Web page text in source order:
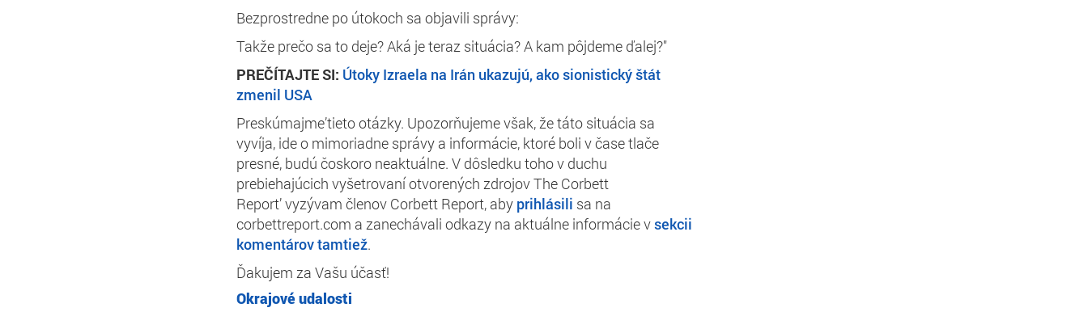
Bezprostredne po útokoch sa objavili správy:
Takže prečo sa to deje? Aká je teraz situácia? A kam pôjdeme ďalej?"
PREČÍTAJTE SI: Útoky Izraela na Irán ukazujú, ako sionistický štát
zmenil USA
Preskúmajme’tieto otázky. Upozorňujeme však, že táto situácia sa
vyvíja, ide o mimoriadne správy a informácie, ktoré boli v čase tlače
presné, budú čoskoro neaktuálne. V dôsledku toho v duchu
prebiehajúcich vyšetrovaní otvorených zdrojov The Corbett
Report’ vyzývam členov Corbett Report, aby prihlásili sa na
corbettreport.com a zanechávali odkazy na aktuálne informácie vsekcii
komentárov tamtiež.
Ďakujem za Vašu účasť!
Okrajové udalosti